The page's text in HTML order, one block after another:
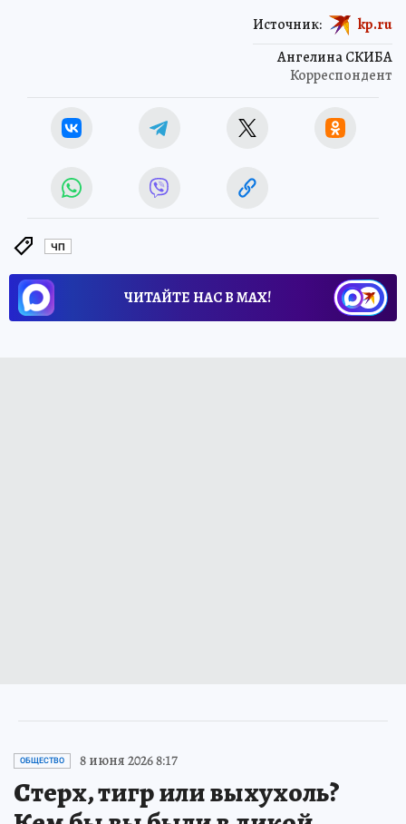
Ангелина СКИБА
Корреспондент
Источник: kp.ru
ЧП
ЧИТАЙТЕ НАС В МАХ!
ОБЩЕСТВО 8 июня 2026 8:17
Стерх, тигр или выхухоль?